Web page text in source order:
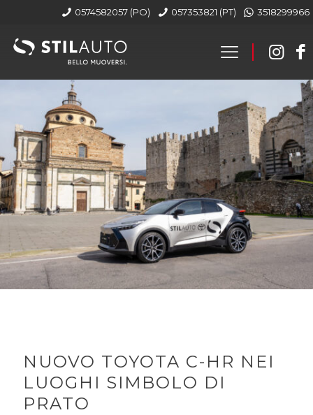
0574582057 (PO) 057353821 (PT) 3518299966
NUOVO TOYOTA C-HR NEI
LUOGHI SIMBOLO DI
PRATO